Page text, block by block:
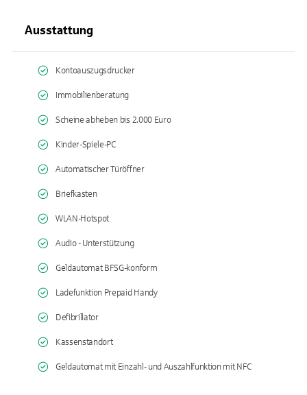
Ausstattung
Kontoauszugsdrucker
Immobilienberatung
Scheine abheben bis 2.000 Euro
Kinder-Spiele-PC
Automatischer Türöffner
Briefkasten
WLAN-Hotspot
Audio - Unterstützung
Geldautomat BFSG-konform
Ladefunktion Prepaid Handy
Defibrillator
Kassenstandort
Geldautomat mit Einzahl- und Auszahlfunktion mit NFC